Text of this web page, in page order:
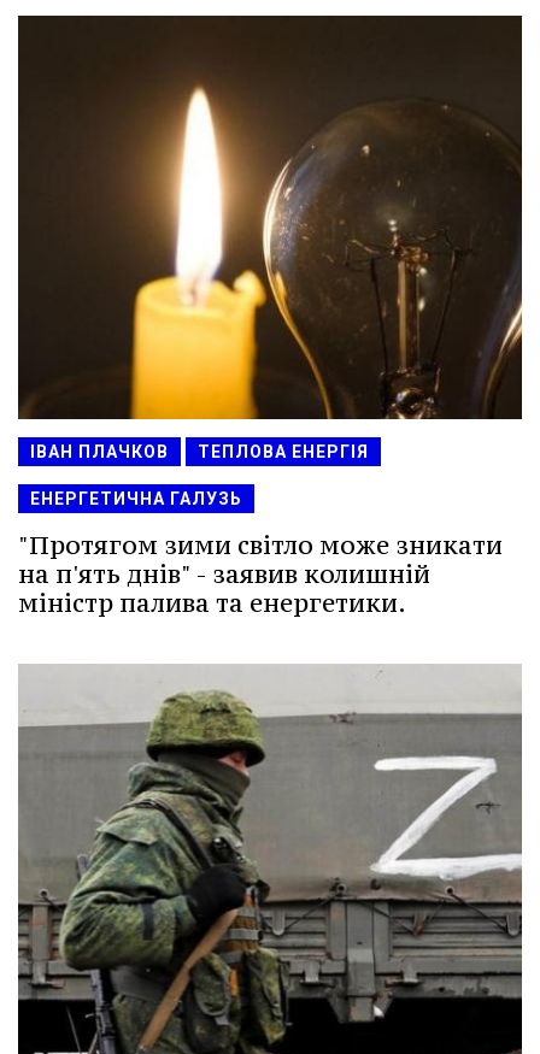
ІВАН ПЛАЧКОВ ТЕПЛОВА ЕНЕРГІЯ
ЕНЕРГЕТИЧНА ГАЛУЗЬ
"Протягом зими світло може зникати
на п'ять днів" - заявив колишній
міністр палива та енергетики.